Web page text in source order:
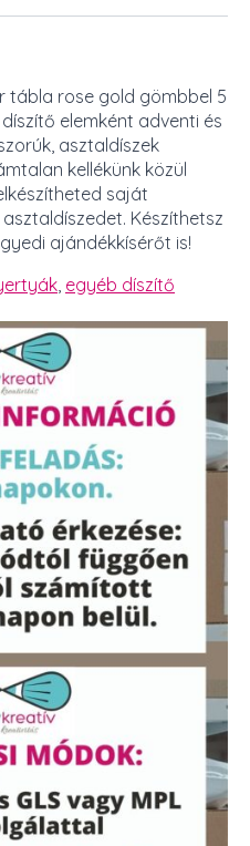
tábla rose gold gömbbel 5
elemként adventi és
asztaldíszek
kellékünk közül
saját
Készíthetsz
ajándékkísérőt is!
egyéb díszítő